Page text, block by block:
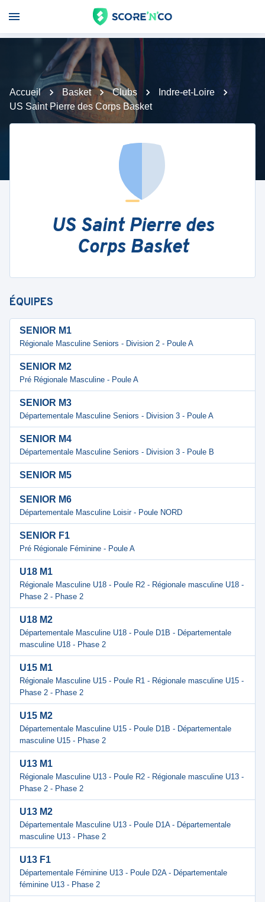
Accueil Basket Clubs
Indre-et-Loire
US Saint Pierre des Corps Basket
US Saint Pierre des
Corps Basket
ÉQUIPES
SENIOR M1
Régionale Masculine Seniors - Division 2 - Poule A
SENIOR M2
Pré Régionale Masculine - Poule A
SENIOR M3
Départementale Masculine Seniors - Division 3 - Poule A
SENIOR M4
Départementale Masculine Seniors - Division 3 - Poule B
SENIOR M5
SENIOR M6
Départementale Masculine Loisir - Poule NORD
SENIOR F1
Pré Régionale Féminine - Poule A
U18 M1
Régionale Masculine U18 - Poule R2 - Régionale masculine U18 -
Phase 2 - Phase 2
U18 M2
Départementale Masculine U18 - Poule D1B - Départementale
masculine U18 - Phase 2
U15 M1
Régionale Masculine U15 - Poule R1 - Régionale masculine U15 -
Phase 2 - Phase 2
U15 M2
Départementale Masculine U15 - Poule D1B - Départementale
masculine U15 - Phase 2
U13 M1
Régionale Masculine U13 - Poule R2 - Régionale masculine U13 -
Phase 2 - Phase 2
U13 M2
Départementale Masculine U13 - Poule D1A - Départementale
masculine U13 - Phase 2
U13 F1
Départementale Féminine U13 - Poule D2A - Départementale
féminine U13 - Phase 2